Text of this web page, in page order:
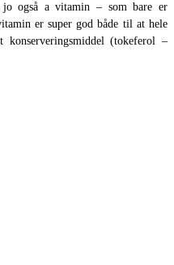
også a vitamin – som bare er
er super god både til at hele
konserveringsmiddel (tokeferol –